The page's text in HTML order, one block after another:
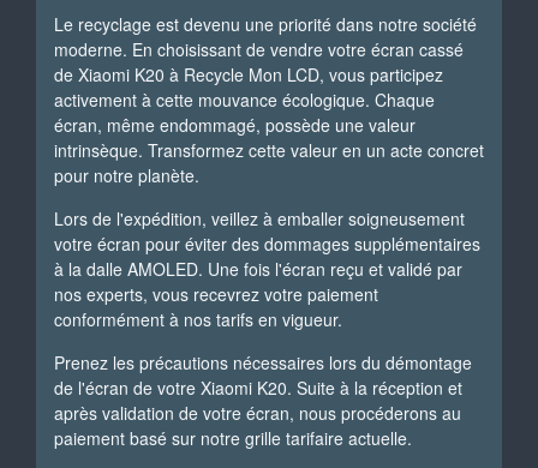
Le recyclage est devenu une priorité dans notre société
moderne. En choisissant de vendre votre écran cassé
de Xiaomi K20 à Recycle Mon LCD, vous participez
activement à cette mouvance écologique. Chaque
écran, même endommagé, possède une valeur
intrinsèque. Transformez cette valeur en un acte concret
pour notre planète.
Lors de l'expédition, veillez à emballer soigneusement
votre écran pour éviter des dommages supplémentaires
à la dalle AMOLED. Une fois l'écran reçu et validé par
nos experts, vous recevrez votre paiement
conformément à nos tarifs en vigueur.
Prenez les précautions nécessaires lors du démontage
de l'écran de votre Xiaomi K20. Suite à la réception et
après validation de votre écran, nous procéderons au
paiement basé sur notre grille tarifaire actuelle.